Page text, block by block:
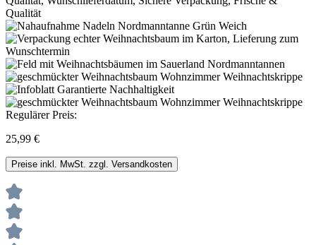
Regulärer Preis:
25,99 €
Preise inkl. MwSt. zzgl. Versandkosten